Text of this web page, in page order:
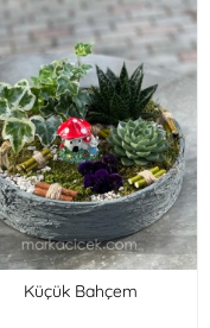
Küçük Bahçem